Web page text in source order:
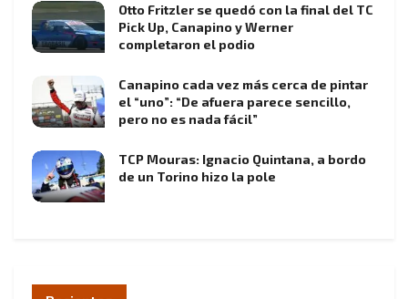
Otto Fritzler se quedó con la final del TC
Pick Up, Canapino y Werner
completaron el podio
Canapino cada vez más cerca de pintar
el “uno”: “De afuera parece sencillo,
pero no es nada fácil”
TCP Mouras: Ignacio Quintana, a bordo
de un Torino hizo la pole